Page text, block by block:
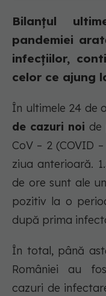
Bilanțul
pandemiei
infecțiilor,
celor ce ajung
În ultimele 24 de
de cazuri noi de
CoV – 2 (COVID
ziua anterioară.
de ore sunt ale
pozitiv la o
după prima
În total, până
României au
cazuri de